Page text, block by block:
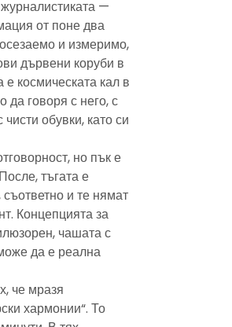
—
от поне два
и измеримо,
дървени коруби в
космическата кал в
да говоря с него, с
обувки, като си
но пък е
тъгата е
и те нямат
Концепцията за
чашата с
да е реална
че мразя
хармонии“. То